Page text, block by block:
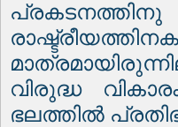
വിരുദ്ധ
ഭലത്തിൽ